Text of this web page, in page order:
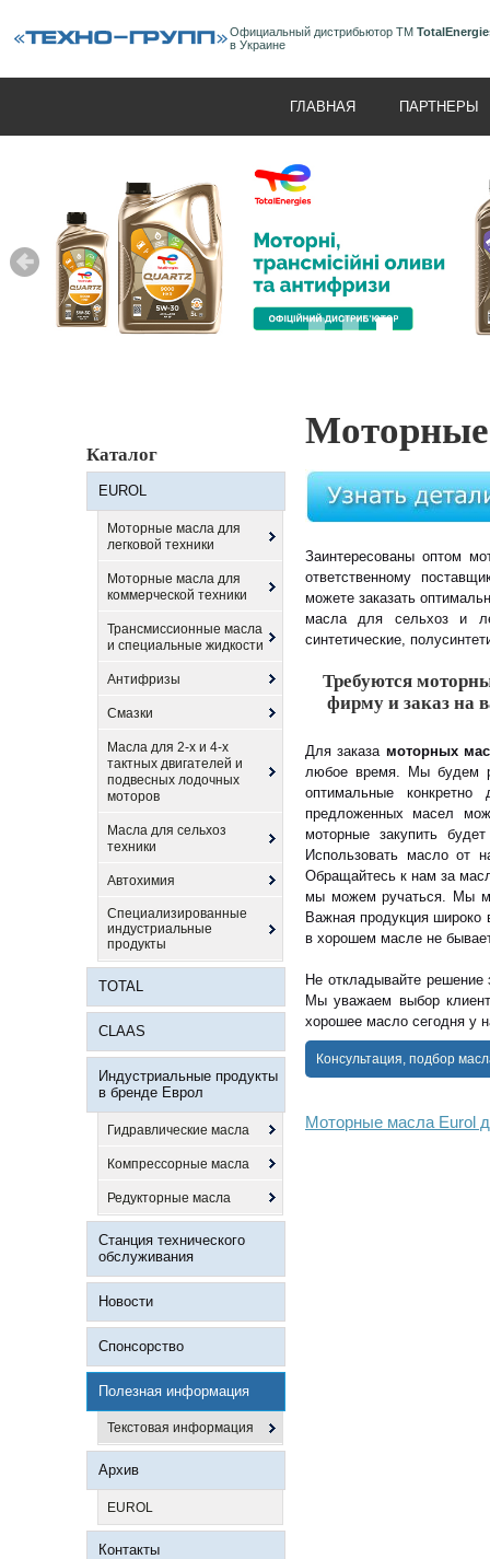
Официальный дистрибьютор ТМ
в Украине
ГЛАВНАЯ ПАРТНЕРЫ
Каталог
EUROL
Моторные масла для
легковой техники
Моторные масла для
коммерческой техники
Трансмиссионные масла
и специальные жидкости
Антифризы
Смазки
Масла для 2-х и 4-х
тактных двигателей и
подвесных лодочных
моторов
Масла для сельхоз
техники
Автохимия
Специализированные
индустриальные
продукты
TOTAL
CLAAS
Индустриальные продукты
в бренде Еврол
Гидравлические масла
Компрессорные масла
Редукторные масла
Станция технического
обслуживания
Новости
Спонсорство
Полезная информация
Текстовая информация
Архив
EUROL
Контакты
Моторные
Заинтересованы оптом
ответственному
можете заказать
масла для сельхоз и
синтетические,
Требуются
фирму и заказ на
Для заказа моторных
любое время. Мы будем
оптимальные
предложенных масел
моторные закупить
Использовать масло от
Обращайтесь к нам за
мы можем ручаться. Мы
Важная продукция
в хорошем масле не
Не откладывайте
Мы уважаем выбор
хорошее масло сегодня у
Консультация, подбор
Моторные масла Eurol